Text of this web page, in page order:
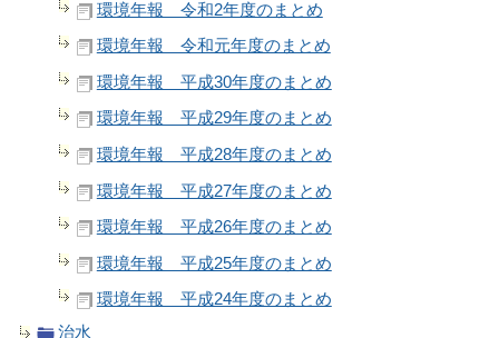
環境年報 令和2年度のまとめ
環境年報 令和元年度のまとめ
環境年報 平成30年度のまとめ
環境年報 平成29年度のまとめ
環境年報 平成28年度のまとめ
環境年報 平成27年度のまとめ
環境年報 平成26年度のまとめ
環境年報 平成25年度のまとめ
環境年報 平成24年度のまとめ
治水